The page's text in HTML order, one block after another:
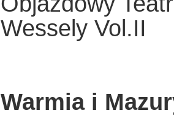
Wessely Vol.II
Warmia i